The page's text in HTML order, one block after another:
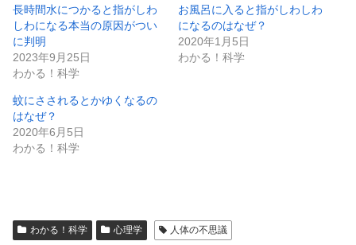
t
t
e
r
で
共
有
(
し
い
ウ
ィ
ン
ド
ウ
共
有
す
は
ク
リ
ク
し
だ
さ
い
ン
ド
ウ
長時間水につかると指がしわ
しわになる本当の原因がつい
に判明
2023年9月25日
わかる！科学
お風呂に入ると指がしわしわ
になるのはなぜ？
2020年1月5日
わかる！科学
蚊にさされるとかゆくなるの
はなぜ？
2020年6月5日
わかる！科学
わかる！科学 心理学 人体の不思議